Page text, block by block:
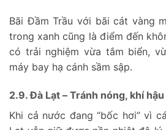
Bãi Đầm Trầu với bãi cát vàng
trong xanh cũng là điểm đến
có trải nghiệm vừa tắm biển,
máy bay hạ cánh sầm sập.
2.9. Đà Lạt – Tránh nóng, khí
Khi cả nước đang “bốc hơi” vì